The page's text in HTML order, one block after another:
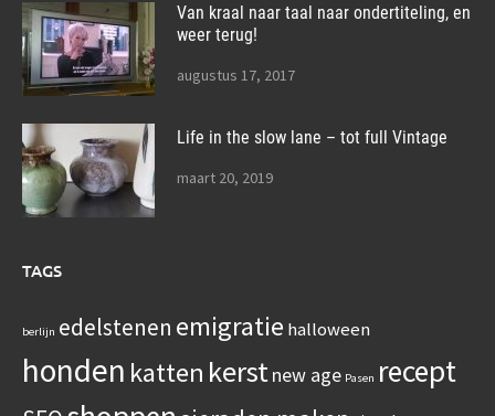
Van kraal naar taal naar ondertiteling, en
weer terug!
augustus 17, 2017
Life in the slow lane – tot full Vintage
maart 20, 2019
TAGS
berlijn edelstenen emigratie halloween
honden katten kerstnew age Pasen recept